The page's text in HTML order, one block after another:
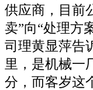
供应商，目前
卖”向“处理方
司理黄显萍告
里，是机械一
分，而客岁这